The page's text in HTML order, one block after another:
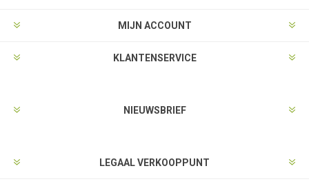
MIJN ACCOUNT
KLANTENSERVICE
NIEUWSBRIEF
LEGAAL VERKOOPPUNT